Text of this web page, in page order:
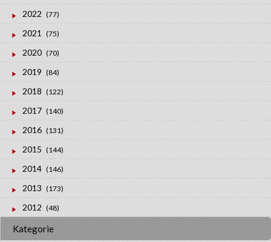
2022 (77)
2021 (75)
2020 (70)
2019 (84)
2018 (122)
2017 (140)
2016 (131)
2015 (144)
2014 (146)
2013 (173)
2012 (48)
Kategorie